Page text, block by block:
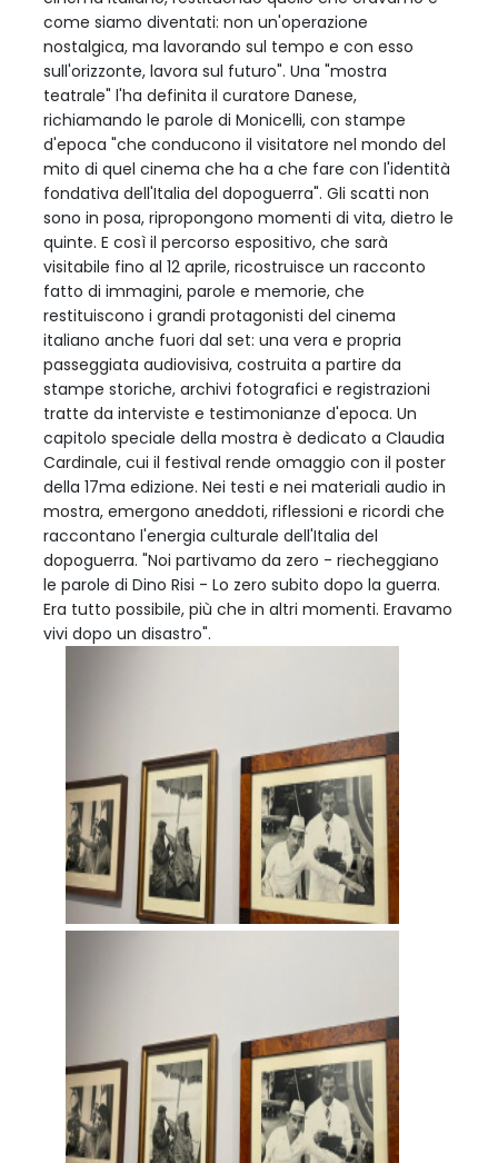
come siamo diventati: non un'operazione
nostalgica, ma lavorando sul tempo e con esso
sull'orizzonte, lavora sul futuro". Una "mostra
teatrale" l'ha definita il curatore Danese,
richiamando le parole di Monicelli, con stampe
d'epoca "che conducono il visitatore nel mondo del
mito di quel cinema che ha a che fare con l'identità
fondativa dell'Italia del dopoguerra". Gli scatti non
sono in posa, ripropongono momenti di vita, dietro le
quinte. E così il percorso espositivo, che sarà
visitabile fino al 12 aprile, ricostruisce un racconto
fatto di immagini, parole e memorie, che
restituiscono i grandi protagonisti del cinema
italiano anche fuori dal set: una vera e propria
passeggiata audiovisiva, costruita a partire da
stampe storiche, archivi fotografici e registrazioni
tratte da interviste e testimonianze d'epoca. Un
capitolo speciale della mostra è dedicato a Claudia
Cardinale, cui il festival rende omaggio con il poster
della 17ma edizione. Nei testi e nei materiali audio in
mostra, emergono aneddoti, riflessioni e ricordi che
raccontano l'energia culturale dell'Italia del
dopoguerra. "Noi partivamo da zero - riecheggiano
le parole di Dino Risi - Lo zero subito dopo la guerra.
Era tutto possibile, più che in altri momenti. Eravamo
vivi dopo un disastro".